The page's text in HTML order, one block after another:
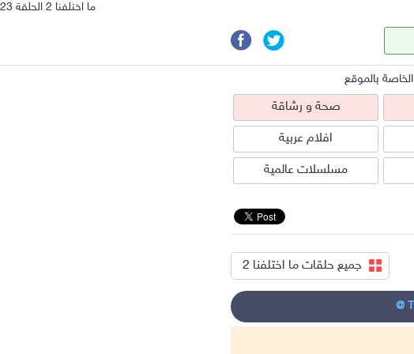
ما اختلفنا 2 الحلقة 23
صحة و رشاقة
الخاصة بالموقع
صحة و رشاقة
افلام عربية
مسلسلات عالمية
جميع حلقات ما اختلفنا 2